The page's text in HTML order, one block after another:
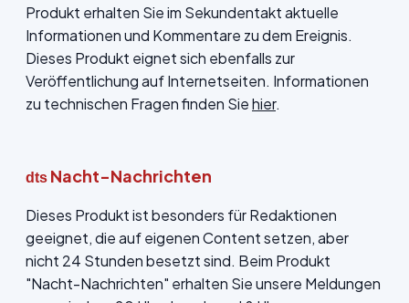
Produkt erhalten Sie im Sekundentakt aktuelle
Informationen und Kommentare zu dem Ereignis.
Dieses Produkt eignet sich ebenfalls zur
Veröffentlichung auf Internetseiten. Informationen
zu technischen Fragen finden Siehier.
dts Nacht-Nachrichten
Dieses Produkt ist besonders für Redaktionen
geeignet, die auf eigenen Content setzen, aber
nicht 24 Stunden besetzt sind. Beim Produkt
"Nacht-Nachrichten" erhalten Sie unsere Meldungen